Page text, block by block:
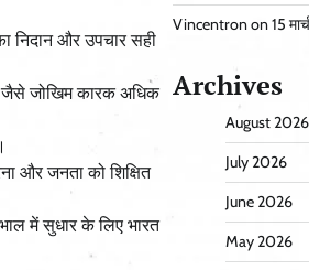
निदान और उपचार सही
जैसे जोखिम कारक अधिक
और जनता को शिक्षित
में सुधार के लिए भारत
Vincentronon15
Archives
August 2026
July 2026
June 2026
May 2026